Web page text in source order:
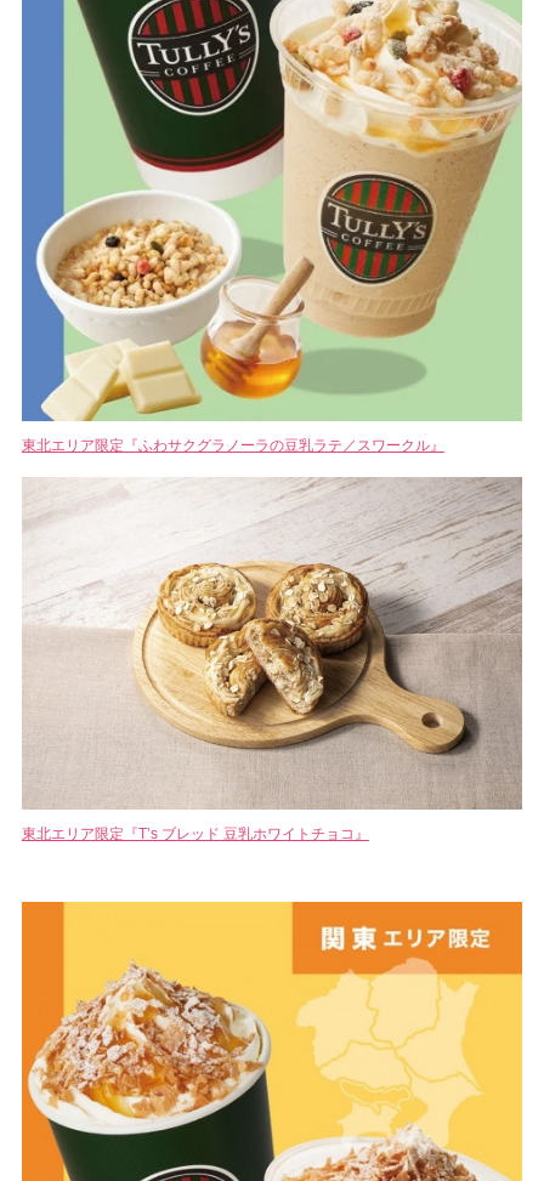
東北エリア限定『ふわサクグラノーラの豆乳ラテ／スワークル』
東北エリア限定『T’s ブレッド 豆乳ホワイトチョコ』